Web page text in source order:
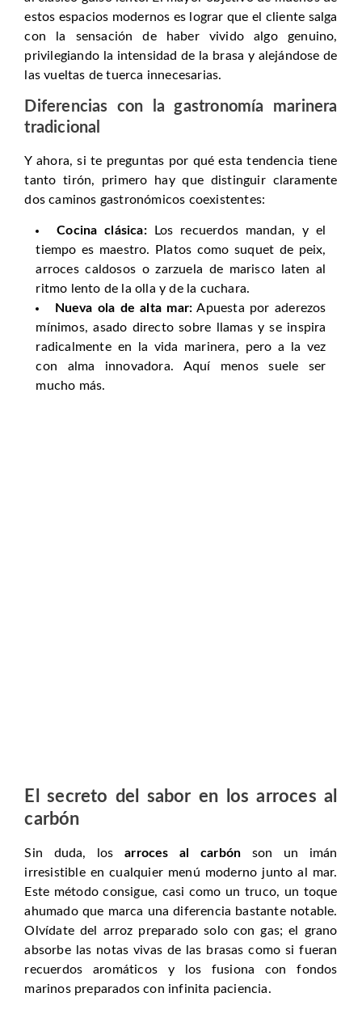
estos espacios modernos es lograr que el cliente salga
con la sensación de haber vivido algo genuino,
privilegiando la intensidad de la brasa y alejándose de
las vueltas de tuerca innecesarias.
Diferencias con la gastronomía marinera
tradicional
Y ahora, si te preguntas por qué esta tendencia tiene
tanto tirón, primero hay que distinguir claramente
dos caminos gastronómicos coexistentes:
Cocina clásica:Los recuerdos mandan, y el
tiempo es maestro. Platos como suquet de peix,
arroces caldosos o zarzuela de marisco laten al
ritmo lento de la olla y de la cuchara.
Nueva ola de alta mar: Apuesta por aderezos
mínimos, asado directo sobre llamas y se inspira
radicalmente en la vida marinera, pero a la vez
con alma innovadora. Aquí menos suele ser
mucho más.
El secreto del sabor en los arroces al
carbón
Sin duda, losarroces al carbón son un imán
irresistible en cualquier menú moderno junto al mar.
Este método consigue, casi como un truco, un toque
ahumado que marca una diferencia bastante notable.
Olvídate del arroz preparado solo con gas; el grano
absorbe las notas vivas de las brasas como si fueran
recuerdos aromáticos y los fusiona con fondos
marinos preparados con infinita paciencia.